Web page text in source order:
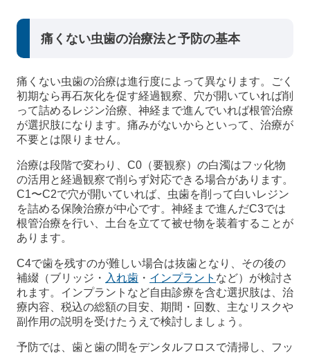
痛くない虫歯の治療法と予防の基本
痛くない虫歯の治療は進行度によって異なります。ごく
初期なら再石灰化を促す経過観察、穴が開いていれば削
って詰めるレジン治療、神経まで進んでいれば根管治療
が選択肢になります。痛みがないからといって、治療が
不要とは限りません。
治療は段階で変わり、C0（要観察）の白濁はフッ化物
の活用と経過観察で削らず対応できる場合があります。
C1〜C2で穴が開いていれば、虫歯を削って白いレジン
を詰める保険治療が中心です。神経まで進んだC3では
根管治療を行い、土台を立てて被せ物を装着することが
あります。
C4で歯を残すのが難しい場合は抜歯となり、その後の
補綴（ブリッジ・ 入れ歯 ・ インプラント など）が検討さ
れます。インプラントなど自由診療を含む選択肢は、治
療内容、税込の総額の目安、期間・回数、主なリスクや
副作用の説明を受けたうえで検討しましょう。
予防では、歯と歯の間をデンタルフロスで清掃し、フッ